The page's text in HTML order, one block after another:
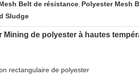
Belt de résistance, Polyester Mesh
Sludge
de polyester à hautes
rectangulaire de polyester